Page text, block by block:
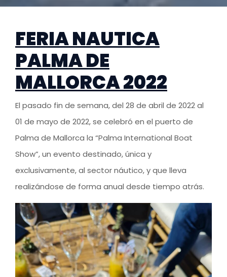
FERIA NAUTICA
PALMA DE
MALLORCA 2022
El pasado fin de semana, del 28 de abril de 2022 al
01 de mayo de 2022, se celebró en el puerto de
Palma de Mallorca la “Palma International Boat
Show”, un evento destinado, única y
exclusivamente, al sector náutico, y que lleva
realizándose de forma anual desde tiempo atrás.